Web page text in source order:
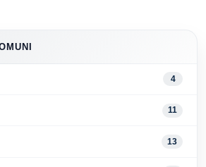
4
11
13